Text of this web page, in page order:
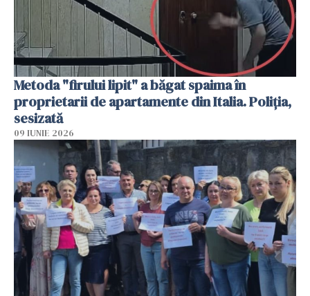
Metoda "firului lipit" a băgat spaima în
proprietarii de apartamente din Italia. Poliția,
sesizată
09 IUNIE 2026